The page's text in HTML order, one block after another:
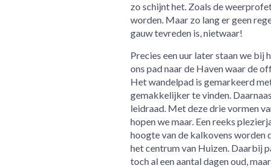
zo schijnt het. Zoals de
worden. Maar zo lang er geen
gauw tevreden is, nietwaar!
Precies een uur later staan we
ons pad naar de Haven waar de
Het wandelpad is gemarkeerd
gemakkelijker te vinden.
leidraad. Met deze drie vormen
hopen we maar. Een reeks
hoogte van de kalkovens worden
het centrum van Huizen. Daarbij
toch al een aantal dagen oud,